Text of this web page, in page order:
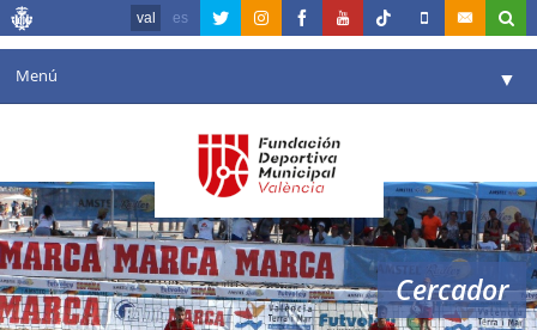
val es
Menú ▼
Agenda
Instal·lacions ▼
Comunicació ▼
Cercador